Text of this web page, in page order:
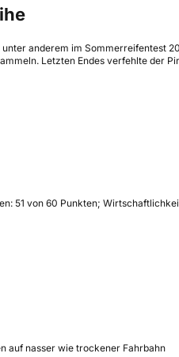
anderem im Sommerreifentest
Letzten Endes verfehlte der
51 von 60 Punkten;
auf nasser wie trockener Fahrbahn